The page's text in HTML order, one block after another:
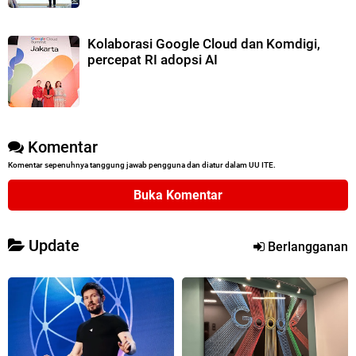
Kolaborasi Google Cloud dan Komdigi,
percepat RI adopsi AI
Komentar
Komentar sepenuhnya tanggung jawab pengguna dan diatur dalam UU ITE.
Buka Komentar
Update Berlangganan